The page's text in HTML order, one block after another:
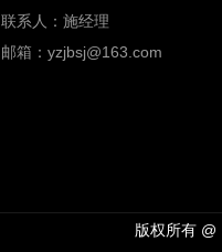
联系人：施经理
邮箱：yzjbsj@163.com
版权所有